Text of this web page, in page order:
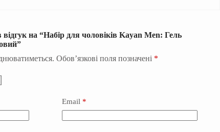
на “Набір для чоловіків Kayan Men: Гель
Обов’язкові поля позначені *
Email *